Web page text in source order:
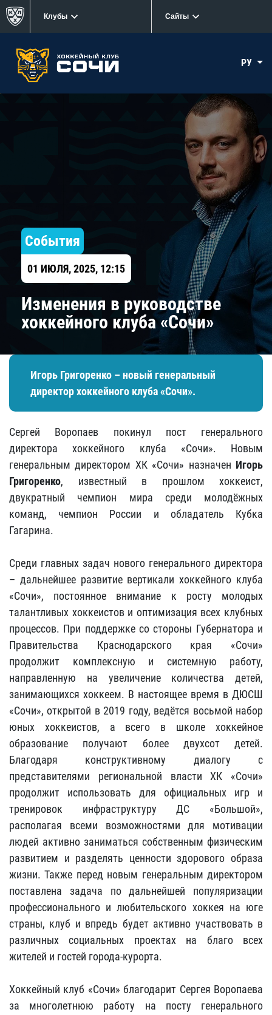
Клубы Сайты
РУ
События
01 ИЮЛЯ, 2025, 12:15
Изменения в руководстве
хоккейного клуба «Сочи»
Игорь Григоренко – новый генеральный
директор хоккейного клуба «Сочи».
Сергей Воропаев покинул пост генерального
директора хоккейного клуба «Сочи». Новым
генеральным директором ХК «Сочи» назначен Игорь
Григоренко, известный в прошлом хоккеист,
двукратный чемпион мира среди молодёжных
команд, чемпион России и обладатель Кубка
Гагарина.
Среди главных задач нового генерального директора
– дальнейшее развитие вертикали хоккейного клуба
«Сочи», постоянное внимание к росту молодых
талантливых хоккеистов и оптимизация всех клубных
процессов. При поддержке со стороны Губернатора и
Правительства Краснодарского края «Сочи»
продолжит комплексную и системную работу,
направленную на увеличение количества детей,
занимающихся хоккеем. В настоящее время в ДЮСШ
«Сочи», открытой в 2019 году, ведётся восьмой набор
юных хоккеистов, а всего в школе хоккейное
образование получают более двухсот детей.
Благодаря конструктивному диалогу с
представителями региональной власти ХК «Сочи»
продолжит использовать для официальных игр и
тренировок инфраструктуру ДС «Большой»,
располагая всеми возможностями для мотивации
людей активно заниматься собственным физическим
развитием и разделять ценности здорового образа
жизни. Также перед новым генеральным директором
поставлена задача по дальнейшей популяризации
профессионального и любительского хоккея на юге
страны, клуб и впредь будет активно участвовать в
различных социальных проектах на благо всех
жителей и гостей города-курорта.
Хоккейный клуб «Сочи» благодарит Сергея Воропаева
за многолетнюю работу на посту генерального